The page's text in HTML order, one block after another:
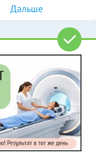
Дальше